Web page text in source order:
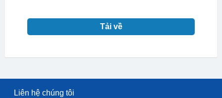
Tải về
Liên hệ chúng tôi